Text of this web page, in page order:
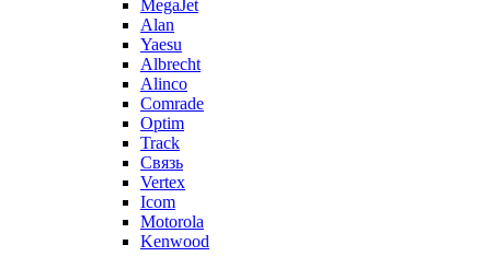
MegaJet
Alan
Yaesu
Albrecht
Alinco
Comrade
Optim
Track
Связь
Vertex
Icom
Motorola
Kenwood